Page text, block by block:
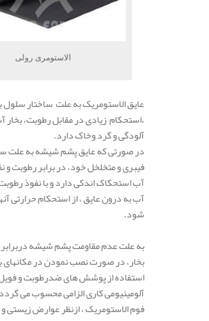
الاستومری رولی
عایق الاستومریک به علت ساختار
،استحکام زیادی در مقابل رطوبت، بخار
آلودگی و گرد وخاک دارد.
در صورتی که عایق پشم شیشه به علت
فیبری و متخلخل خود، در برابر رطوبت و
آب استحکاک اندکی دارد و با نفوذ
آب به درون عایق ، از استحکام حرارتی
شود.
به علت عدم مقاومت پشم شیشه
بخار، در صورت نصب نمودن در مکانهای
استفاده از پوشش های ضدرطوبت و
آلومینیومی کاری الزامی محسوب می
فوم الاستومریک ، ازنظر عوارض زیستی